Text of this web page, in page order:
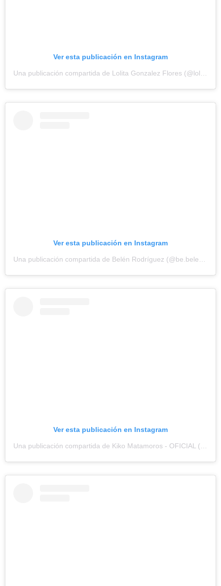
Ver esta publicación en Instagram
Ver esta publicación en Instagram
Una publicación compartida de Belén Rodríguez (@be.belenrodriguez)
Ver esta publicación en Instagram